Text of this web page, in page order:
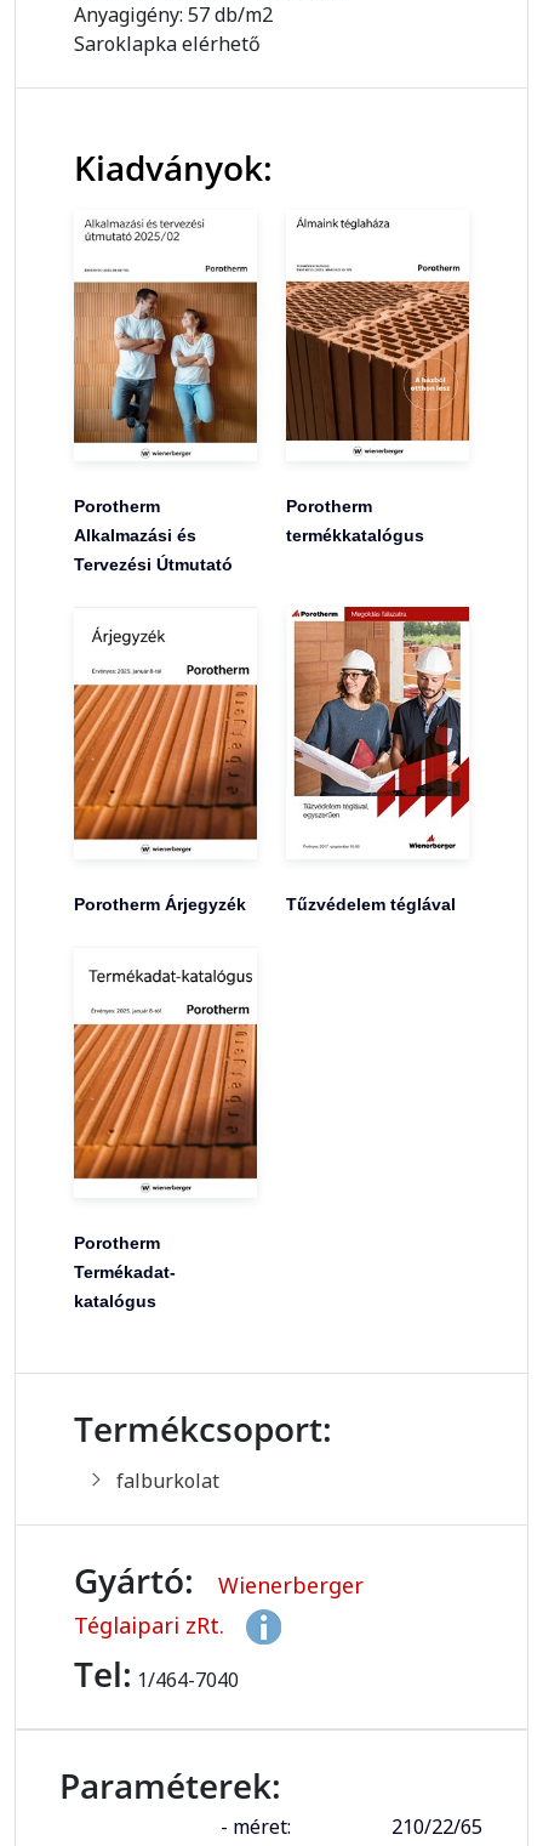
Anyagigény: 57 db/m2
Saroklapka elérhető
Kiadványok:
Porotherm
Alkalmazási és
Tervezési Útmutató
Porotherm
termékkatalógus
Porotherm Árjegyzék Tűzvédelem téglával
Porotherm
Termékadat-
katalógus
Termékcsoport:
falburkolat
Gyártó:
Wienerberger
Téglaipari zRt.
Tel: 1/464-7040
Paraméterek:
- méret:
210/22/65